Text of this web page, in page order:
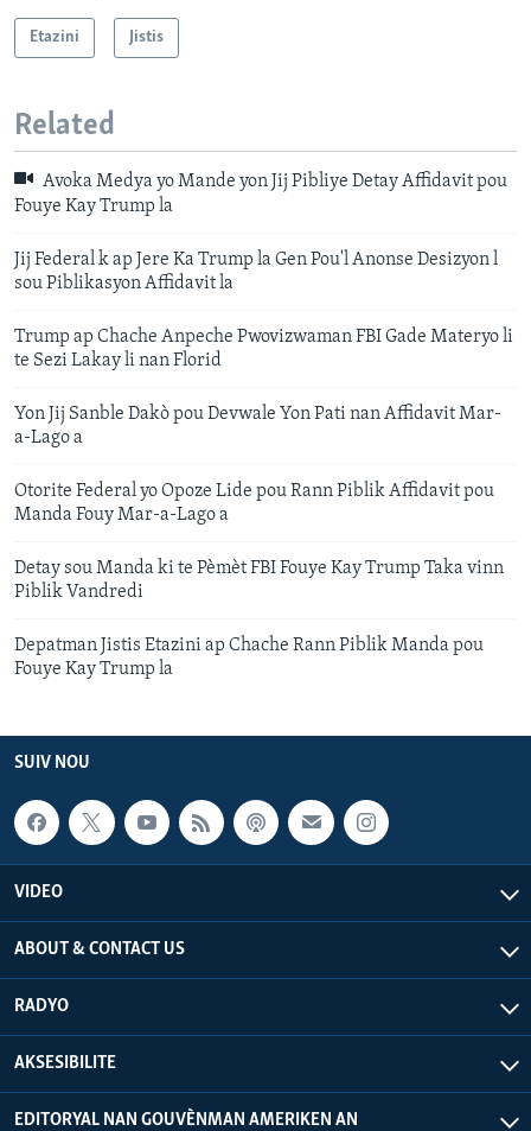
Etazini Jistis
Related
Avoka Medya yo Mande yon Jij Pibliye Detay Affidavit pou
Fouye Kay Trump la
Jij Federal k ap Jere Ka Trump la Gen Pou'l Anonse Desizyon l
sou Piblikasyon Affidavit la
Trump ap Chache Anpeche Pwovizwaman FBI Gade Materyo li
te Sezi Lakay li nan Florid
Yon Jij Sanble Dakò pou Devwale Yon Pati nan Affidavit Mar-
a-Lago a
Otorite Federal yo Opoze Lide pou Rann Piblik Affidavit pou
Manda Fouy Mar-a-Lago a
Detay sou Manda ki te Pèmèt FBI Fouye Kay Trump Taka vinn
Piblik Vandredi
Depatman Jistis Etazini ap Chache Rann Piblik Manda pou
Fouye Kay Trump la
SUIV NOU
VIDEO
ABOUT & CONTACT US
RADYO
AKSESIBILITE
EDITORYAL NAN GOUVÈNMAN AMERIKEN AN